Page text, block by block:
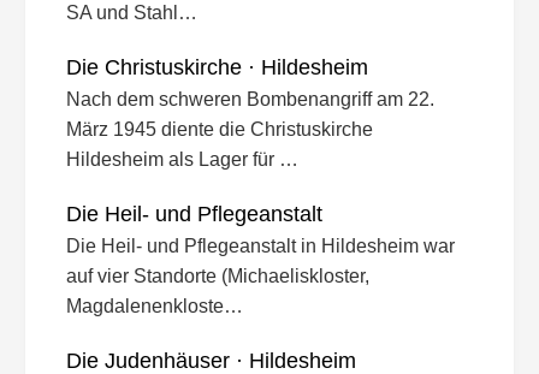
SA und Stahl…
Die Christuskirche · Hildesheim
Nach dem schweren Bombenangriff am 22.
März 1945 diente die Christuskirche
Hildesheim als Lager für …
Die Heil- und Pflegeanstalt
Die Heil- und Pflegeanstalt in Hildesheim war
auf vier Standorte (Michaeliskloster,
Magdalenenkloste…
Die Judenhäuser · Hildesheim